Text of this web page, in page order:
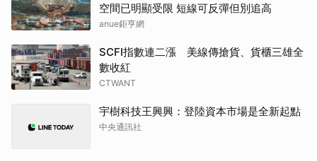
空間已明顯受限 短線可反彈但別追高
anue鉅亨網
SCFI指數連二漲 美線傳搶貨、貨櫃三雄全
數收紅
CTWANT
宇樹科技王興興：登陸資本市場是全新起點
中央通訊社